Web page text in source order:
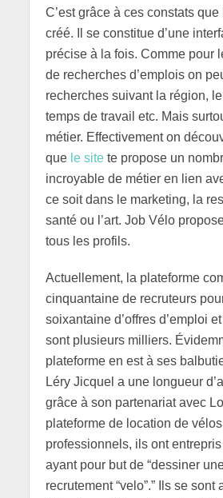
C’est grâce à ces constats
créé. Il se constitue d’une
précise à la fois. Comme pour
de recherches d’emplois on
recherches suivant la région,
temps de travail etc. Mais
métier. Effectivement on
que le sitete propose un
incroyable de métier en lien
ce soit dans le marketing, la
santé ou l’art. Job Vélo
tous les profils.
Actuellement, la plateforme
cinquantaine de recruteurs
soixantaine d’offres d’emploi
sont plusieurs milliers.
plateforme en est à ses
Léry Jicquel a une longueur
grâce à son partenariat avec
plateforme de location de
professionnels, ils ont
ayant pour but de “dessiner
recrutement “velo”.” Ils se sont